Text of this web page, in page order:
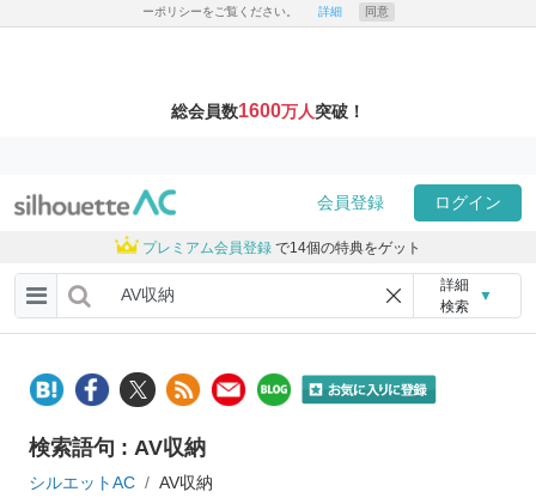
ーポリシーをご覧ください。 詳細 同意
総会員数1600万人突破！
会員登録 ログイン
プレミアム会員登録 で14個の特典をゲット
詳細
検索
▼
検索語句 : AV収納
シルエットAC AV収納